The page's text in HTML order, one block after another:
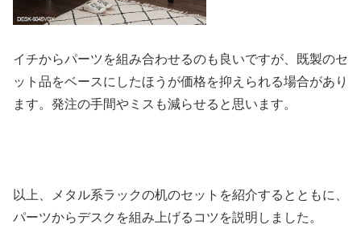
イチからパーツを組み合わせるのも良いですが、既製のセ
ット品をベースにしたほうが価格を抑えられる場合があり
ます。発注の手間やミスも減らせると思います。
以上、メタル系ラックの机のセットを紹介するとともに、
パーツからデスクを組み上げるコツを説明しました。